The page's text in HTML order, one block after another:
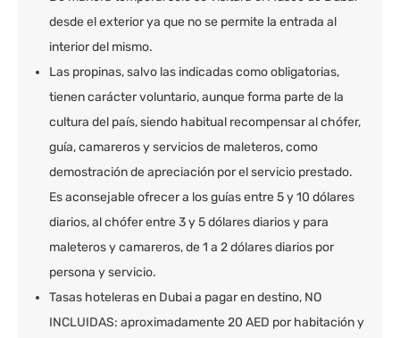
desde el exterior ya que no se permite la entrada al
interior del mismo.
Las propinas, salvo las indicadas como obligatorias,
tienen carácter voluntario, aunque forma parte de la
cultura del país, siendo habitual recompensar al chófer,
guía, camareros y servicios de maleteros, como
demostración de apreciación por el servicio prestado.
Es aconsejable ofrecer a los guías entre 5 y 10 dólares
diarios, al chófer entre 3 y 5 dólares diarios y para
maleteros y camareros, de 1 a 2 dólares diarios por
persona y servicio.
Tasas hoteleras en Dubai a pagar en destino, NO
INCLUIDAS: aproximadamente 20 AED por habitación y